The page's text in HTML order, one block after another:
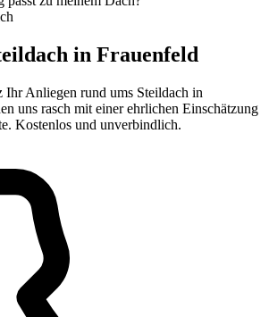
in Frauenfeld
Ihr Anliegen rund ums Steildach in
uns rasch mit einer ehrlichen Einschätzung
Kostenlos und unverbindlich.